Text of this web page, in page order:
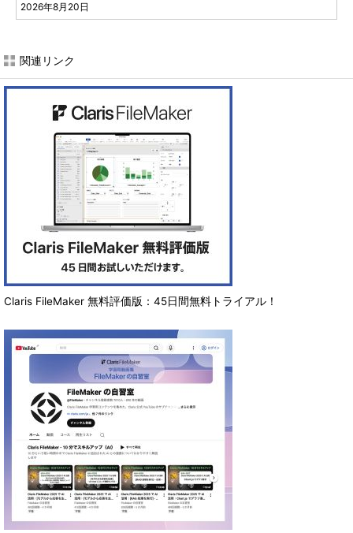
2026年8月20日
関連リンク
Claris FileMaker 無料評価版：45日間無料トライアル！